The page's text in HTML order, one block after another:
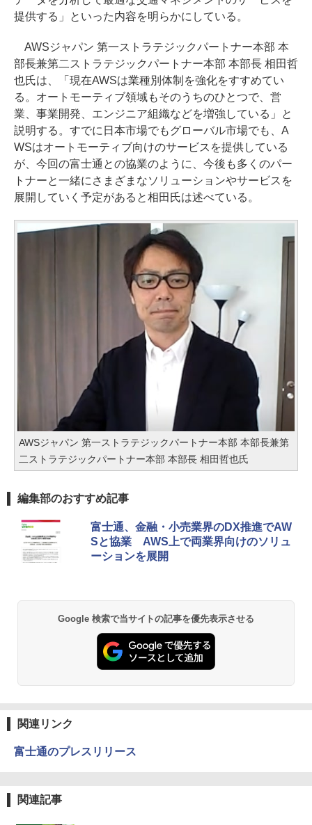
提供する」といった内容を明らかにしている。
AWSジャパン 第一ストラテジックパートナー本部 本
部長兼第二ストラテジックパートナー本部 本部長 相田哲
也氏は、「現在AWSは業種別体制を強化をすすめてい
る。オートモーティブ領域もそのうちのひとつで、営
業、事業開発、エンジニア組織などを増強している」と
説明する。すでに日本市場でもグローバル市場でも、A
WSはオートモーティブ向けのサービスを提供している
が、今回の富士通との協業のように、今後も多くのパー
トナーと一緒にさまざまなソリューションやサービスを
展開していく予定があると相田氏は述べている。
AWSジャパン 第一ストラテジックパートナー本部 本部長兼第
二ストラテジックパートナー本部 本部長 相田哲也氏
編集部のおすすめ記事
富士通、金融・小売業界のDX推進でAW
Sと協業 AWS上で両業界向けのソリュ
ーションを展開
Google 検索で当サイトの記事を優先表示させる
関連リンク
富士通のプレスリリース
関連記事